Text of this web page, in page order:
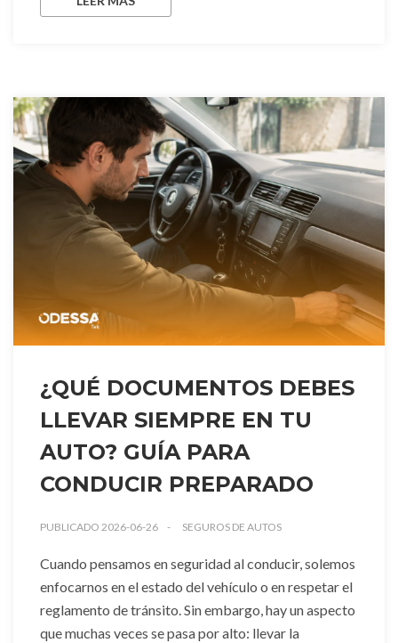
¿QUÉ DOCUMENTOS DEBES
LLEVAR SIEMPRE EN TU
AUTO? GUÍA PARA
CONDUCIR PREPARADO
PUBLICADO 2026-06-26 SEGUROS DE AUTOS
Cuando pensamos en seguridad al conducir, solemos
enfocarnos en el estado del vehículo o en respetar el
reglamento de tránsito. Sin embargo, hay un aspecto
que muchas veces se pasa por alto: llevar la